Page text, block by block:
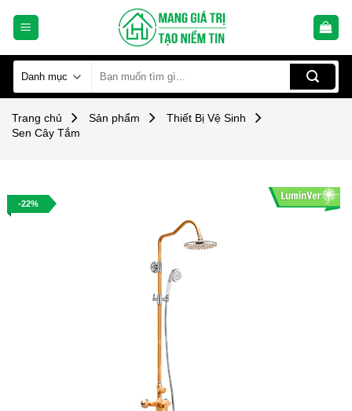
kiếm:
Trang chủ Sản phẩm
Thiết Bị Vệ Sinh
Sen Cây Tắm
-22%